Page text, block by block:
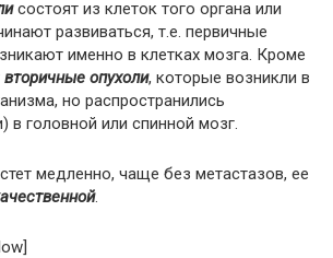
состоят из клеток того органа или
развиваться, т.е. первичные
именно в клетках мозга. Кроме
вторичные опухоли, которые возникли в
но распространились
в головной или спинной мозг.
медленно, чаще без метастазов, еe
.